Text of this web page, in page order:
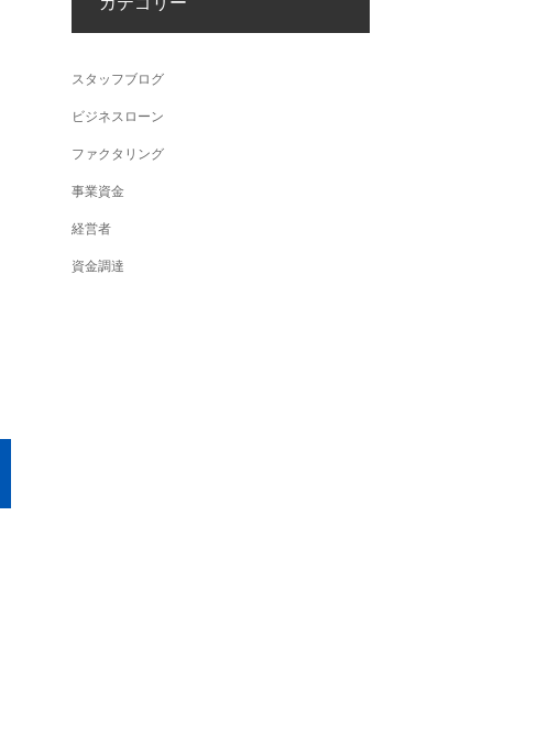
スタッフブログ
ビジネスローン
ファクタリング
事業資金
経営者
資金調達